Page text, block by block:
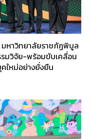
หาวิทยาลัยราชภัฏพิบูล
มวิจัย-พร้อมขับเคลื่อน
ใหม่อย่างยั่งยืน